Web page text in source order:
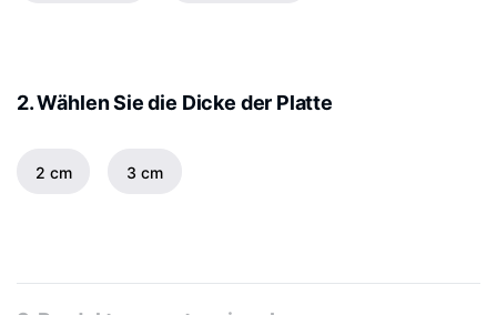
2. Wählen Sie die Dicke der Platte
2 cm 3 cm